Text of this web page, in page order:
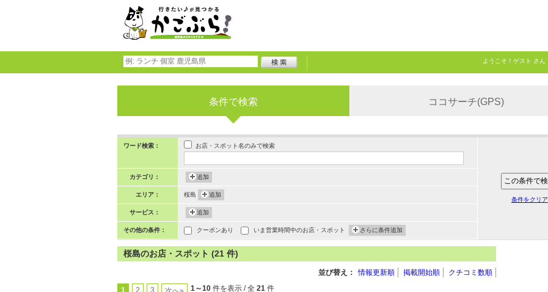
ようこそ！ ゲスト さん
条件で検索 ココサーチ(GPS)
ワード検索： お店・スポット名のみで検索
カテゴリ： 追加
エリア： 桜島 追加
サービス： 追加
その他の条件： クーポンあり いま営業時間中のお店・スポット さらに条件追加
条件をクリア
桜島のお店・スポット (21 件)
並び替え： 情報更新順 掲載開始順 クチコミ数順
1 2 3 1～10 件を表示 / 全 21 件